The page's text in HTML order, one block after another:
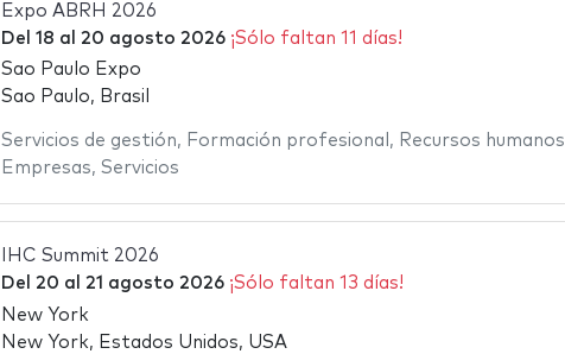
Expo ABRH 2026
Del 18 al 20 agosto 2026 ¡Sólo faltan 11 días!
Sao Paulo Expo
Sao Paulo, Brasil
Servicios de gestión, Formación profesional , Recursos humanos
Empresas, Servicios
IHC Summit 2026
Del 20 al 21 agosto 2026 ¡Sólo faltan 13 días!
New York
New York, Estados Unidos, USA